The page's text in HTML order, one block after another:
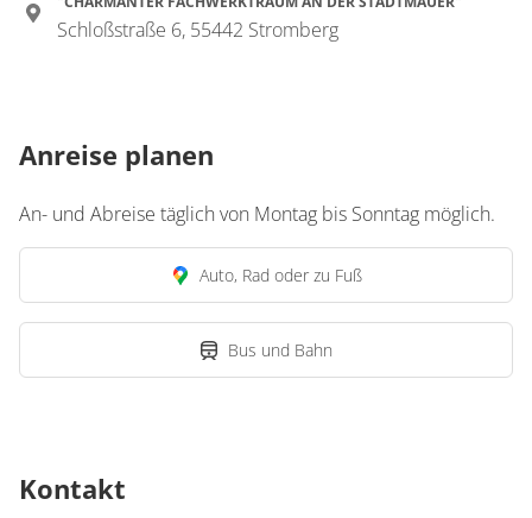
Schloßstraße 6, 55442 Stromberg
Anreise planen
An- und Abreise täglich von Montag bis Sonntag möglich.
Auto, Rad oder zu Fuß
Bus und Bahn
Kontakt